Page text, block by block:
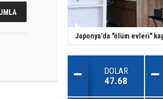
Japonya’da "ölüm evleri"
DOLAR
47.68